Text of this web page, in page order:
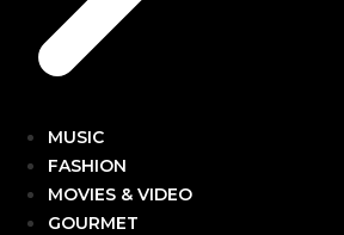
MUSIC
FASHION
MOVIES & VIDEO
GOURMET